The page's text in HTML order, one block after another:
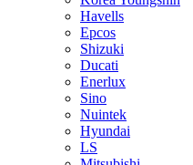
Havells
Epcos
Shizuki
Ducati
Enerlux
Sino
Nuintek
Hyundai
LS